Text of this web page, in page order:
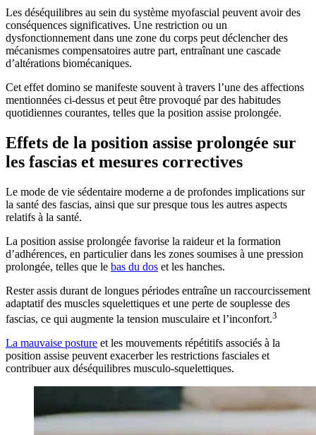
Les déséquilibres au sein du système myofascial peuvent avoir des
conséquences significatives. Une restriction ou un
dysfonctionnement dans une zone du corps peut déclencher des
mécanismes compensatoires autre part, entraînant une cascade
d’altérations biomécaniques.
Cet effet domino se manifeste souvent à travers l’une des affections
mentionnées ci-dessus et peut être provoqué par des habitudes
quotidiennes courantes, telles que la position assise prolongée.
Effets de la position assise prolongée sur
les fascias et mesures correctives
Le mode de vie sédentaire moderne a de profondes implications sur
la santé des fascias, ainsi que sur presque tous les autres aspects
relatifs à la santé.
La position assise prolongée favorise la raideur et la formation
d’adhérences, en particulier dans les zones soumises à une pression
prolongée, telles que le bas du dos et les hanches.
Rester assis durant de longues périodes entraîne un raccourcissement
adaptatif des muscles squelettiques et une perte de souplesse des
fascias, ce qui augmente la tension musculaire et l’inconfort.3
La mauvaise posture et les mouvements répétitifs associés à la
position assise peuvent exacerber les restrictions fasciales et
contribuer aux déséquilibres musculo-squelettiques.